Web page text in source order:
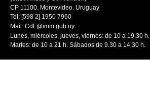
CP 11100. Montevideo. Uruguay
Tel: [598 2] 1950 7960
Mail: CdF@imm.gub.uy
Lunes, miércoles, jueves, viernes: de 10 a 19.30 h.
Martes: de 10 a 21 h. Sábados de 9.30 a 14.30 h.